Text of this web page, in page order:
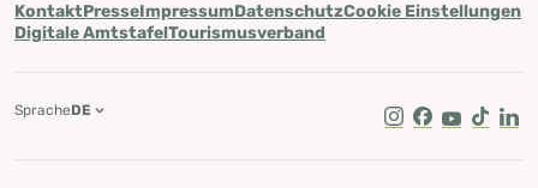
KontaktPresseImpressumDatenschutzCookie Einstellungen
Digitale AmtstafelTourismusverband
Instagram
Facebook
Youtube
Tik Tok
SpracheDE